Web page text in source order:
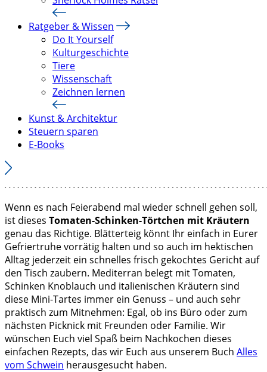
Ratgeber & Wissen
Do It Yourself
Kulturgeschichte
Tiere
Wissenschaft
Zeichnen lernen
Kunst & Architektur
Steuern sparen
E-Books
Wenn es nach Feierabend mal wieder schnell gehen soll,
ist dieses Tomaten-Schinken-Törtchen mit Kräutern
genau das Richtige. Blätterteig könnt Ihr einfach in Eurer
Gefriertruhe vorrätig halten und so auch im hektischen
Alltag jederzeit ein schnelles frisch gekochtes Gericht auf
den Tisch zaubern. Mediterran belegt mit Tomaten,
Schinken Knoblauch und italienischen Kräutern sind
diese Mini-Tartes immer ein Genuss – und auch sehr
praktisch zum Mitnehmen: Egal, ob ins Büro oder zum
nächsten Picknick mit Freunden oder Familie. Wir
wünschen Euch viel Spaß beim Nachkochen dieses
einfachen Rezepts, das wir Euch aus unserem Buch Alles
vom Schwein herausgesucht haben.